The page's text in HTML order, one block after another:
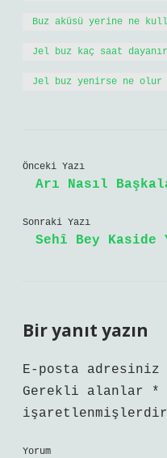
Buz aküsü yerine ne
Jel buz kaç saat dayanır
Jel buz yenirse ne olur
Önceki Yazı
Arı Nasıl
Sonraki Yazı
Sehî Bey Kaside
Bir yanıt yazın
E-posta adresiniz
Gerekli alanlar
*
işaretlenmişlerdir
Yorum